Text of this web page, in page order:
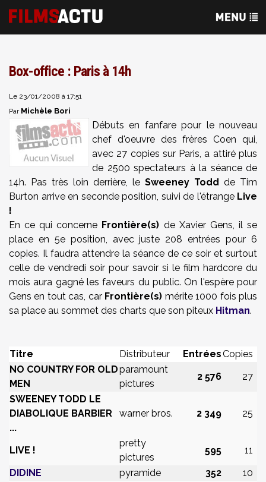
Box-office : Paris à 14h
Le 23/01/2008 à 17:51
Par Michèle Bori
Débuts en fanfare pour le nouveau
chef d'oeuvre des frères Coen qui,
avec 27 copies sur Paris, a attiré plus
de 2500 spectateurs à la séance de
14h. Pas très loin derrière, le Sweeney Todd de Tim
Burton arrive en seconde position, suivi de l'étrange Live
!
En ce qui concerne Frontière(s) de Xavier Gens, il se
place en 5e position, avec juste 208 entrées pour 6
copies. Il faudra attendre la séance de ce soir et surtout
celle de vendredi soir pour savoir si le film hardcore du
mois aura gagné les faveurs du public. On l'espère pour
Gens en tout cas, car Frontière(s) mérite 1000 fois plus
sa place au sommet des charts que son piteux Hitman.
Titre Distributeur EntréesCopies
NO COUNTRY FOR OLD
MEN
paramount
pictures
2 576
27
SWEENEY TODD LE
DIABOLIQUE BARBIER
...
warner bros. 2 349 25
LIVE !
pretty
pictures
595
11
DIDINE
pyramide 352
10